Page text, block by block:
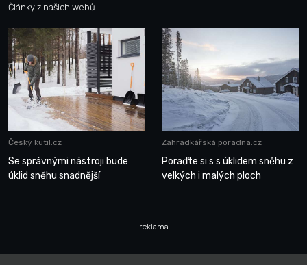
Články z našich webů
Český kutil.cz
Se správnými nástroji bude
úklid sněhu snadnější
Zahrádkářská poradna.cz
Poraďte si s s úklidem sněhu z
velkých i malých ploch
reklama